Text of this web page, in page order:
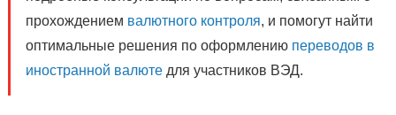
прохождением валютного контроля, и помогут найти
оптимальные решения по оформлениюпереводов в
иностранной валютедля участников ВЭД.